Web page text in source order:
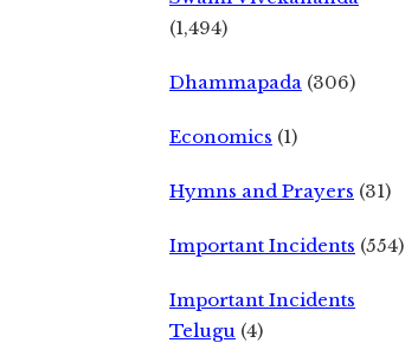
(1,494)
Dhammapada (306)
Economics (1)
Hymns and Prayers (31)
Important Incidents (554)
Important Incidents
Telugu (4)